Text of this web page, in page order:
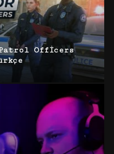
Officers